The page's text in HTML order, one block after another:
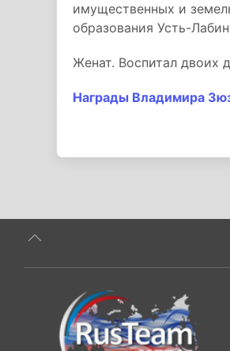
имущественных и
образования Усть-
Женат. Воспитал двоих
Награды Владимира